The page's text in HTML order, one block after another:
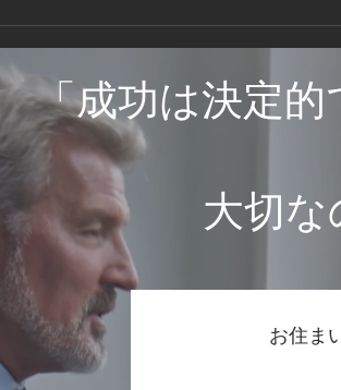
はなりません。 1.夫を太らせな
さい、25㎏太らせたら10年早く
自由を手に出来ます。...
「成功は決定的
大切な
お住ま